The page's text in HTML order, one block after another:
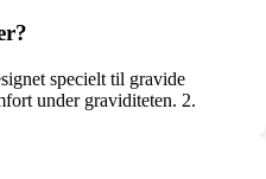
specielt til gravide
under graviditeten. 2.